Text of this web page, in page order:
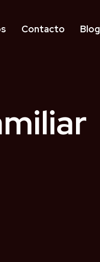
Contacto Blog